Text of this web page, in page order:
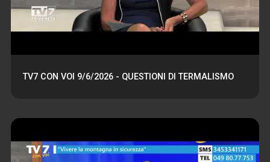
TV7 CON VOI 9/6/2026 - QUESTIONI DI TERMALISMO